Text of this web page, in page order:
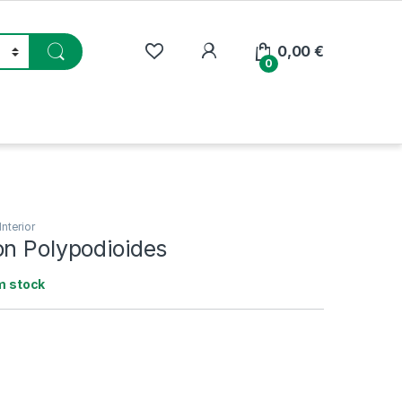
My Account
0
0,00€
Polypodioides
stock